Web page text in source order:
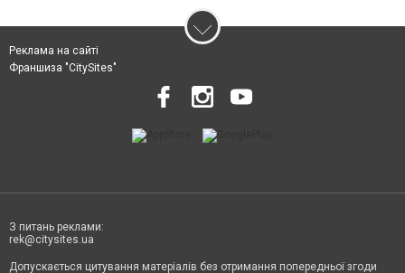
Реклама на сайті
Франшиза "CitySites"
З питань реклами:
rek@citysites.ua
Допускається цитування матеріалів без отримання попередньої згоди